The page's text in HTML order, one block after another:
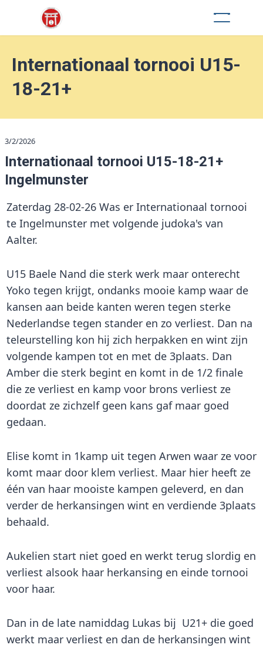
Internationaal tornooi U15-
18-21+
3/2/2026
Internationaal tornooi U15-18-21+
Ingelmunster
Zaterdag 28-02-26 Was er Internationaal tornooi
te Ingelmunster met volgende judoka's van
Aalter.
U15 Baele Nand die sterk werk maar onterecht
Yoko tegen krijgt, ondanks mooie kamp waar de
kansen aan beide kanten weren tegen sterke
Nederlandse tegen stander en zo verliest. Dan na
teleurstelling kon hij zich herpakken en wint zijn
volgende kampen tot en met de 3plaats. Dan
Amber die sterk begint en komt in de 1/2 finale
die ze verliest en kamp voor brons verliest ze
doordat ze zichzelf geen kans gaf maar goed
gedaan.
Elise komt in 1kamp uit tegen Arwen waar ze voor
komt maar door klem verliest. Maar hier heeft ze
één van haar mooiste kampen geleverd, en dan
verder de herkansingen wint en verdiende 3plaats
behaald.
Aukelien start niet goed en werkt terug slordig en
verliest alsook haar herkansing en einde tornooi
voor haar.
Dan in de late namiddag Lukas bij U21+ die goed
werkt maar verliest en dan de herkansingen wint